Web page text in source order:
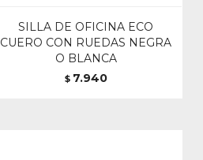
SILLA DE OFICINA ECO
CUERO CON RUEDAS NEGRA
O BLANCA
$ 7.940